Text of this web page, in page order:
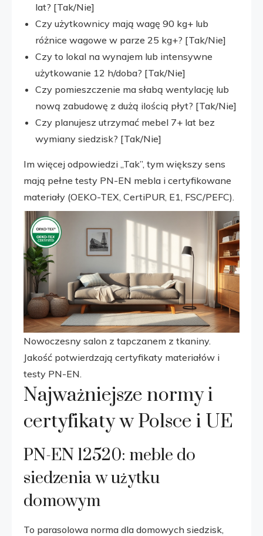
lat? [Tak/Nie]
Czy użytkownicy mają wagę 90 kg+ lub
różnice wagowe w parze 25 kg+? [Tak/Nie]
Czy to lokal na wynajem lub intensywne
użytkowanie 12 h/doba? [Tak/Nie]
Czy pomieszczenie ma słabą wentylację lub
nową zabudowę z dużą ilością płyt? [Tak/Nie]
Czy planujesz utrzymać mebel 7+ lat bez
wymiany siedzisk? [Tak/Nie]
Im więcej odpowiedzi „Tak”, tym większy sens
mają pełne testy PN-EN mebla i certyfikowane
materiały (OEKO-TEX, CertiPUR, E1, FSC/PEFC).
Nowoczesny salon z tapczanem z tkaniny.
Jakość potwierdzają certyfikaty materiałów i
testy PN-EN.
Najważniejsze normy i
certyfikaty w Polsce i UE
PN-EN 12520: meble do
siedzenia w użytku
domowym
To parasolowa norma dla domowych siedzisk,